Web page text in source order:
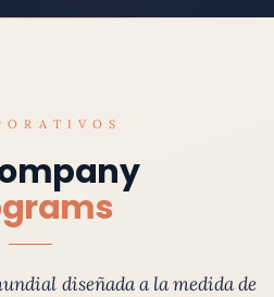
diseñada a la medida de